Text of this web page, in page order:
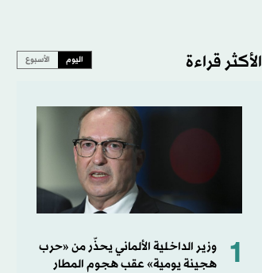
الأكثر قراءة اليوم الأسبوع
1
وزير الداخلية الألماني يحذّر من «حرب
هجينة يومية» عقب هجوم المطار